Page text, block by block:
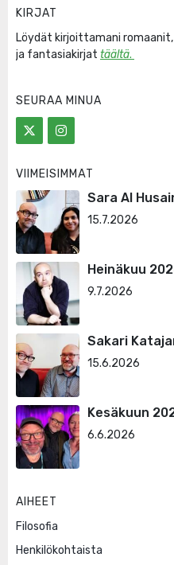
KIRJAT
Löydät kirjoittamani
ja fantasiakirjat täältä.
SEURAA MINUA
VIIMEISIMMÄT
Sara Al
15.7.2026
Heinäkuu
9.7.2026
Sakari
15.6.2026
Kesäkuun
6.6.2026
AIHEET
Filosofia
Henkilökohtaista